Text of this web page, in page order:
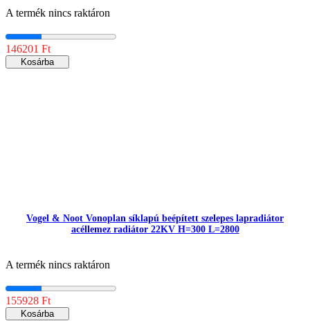
A termék nincs raktáron
146201 Ft
Kosárba
Vogel & Noot Vonoplan síklapú beépített szelepes lapradiátor
acéllemez radiátor 22KV H=300 L=2800
A termék nincs raktáron
155928 Ft
Kosárba